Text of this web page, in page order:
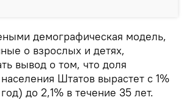
демографическая модель,
о взрослых и детях,
вывод о том, что доля
Штатов вырастет с 1%
до 2,1% в течение 35 лет.